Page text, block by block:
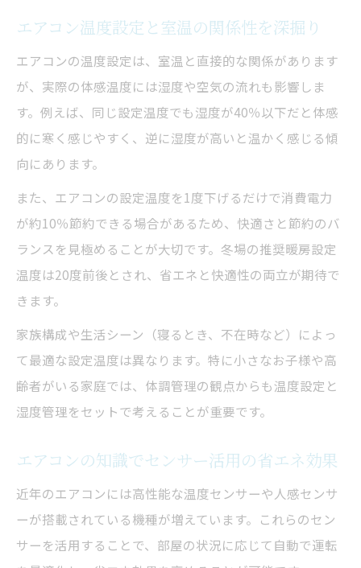
エアコン温度設定と室温の関係性を深掘り
エアコンの温度設定は、室温と直接的な関係があります
が、実際の体感温度には湿度や空気の流れも影響しま
す。例えば、同じ設定温度でも湿度が40％以下だと体感
的に寒く感じやすく、逆に湿度が高いと温かく感じる傾
向にあります。
また、エアコンの設定温度を1度下げるだけで消費電力
が約10％節約できる場合があるため、快適さと節約のバ
ランスを見極めることが大切です。冬場の推奨暖房設定
温度は20度前後とされ、省エネと快適性の両立が期待で
きます。
家族構成や生活シーン（寝るとき、不在時など）によっ
て最適な設定温度は異なります。特に小さなお子様や高
齢者がいる家庭では、体調管理の観点からも温度設定と
湿度管理をセットで考えることが重要です。
エアコンの知識でセンサー活用の省エネ効果
近年のエアコンには高性能な温度センサーや人感センサ
ーが搭載されている機種が増えています。これらのセン
サーを活用することで、部屋の状況に応じて自動で運転